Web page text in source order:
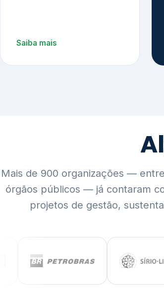
Saiba mais
Mais de 900 organizações —
órgãos públicos — já contaram
projetos de gestão,